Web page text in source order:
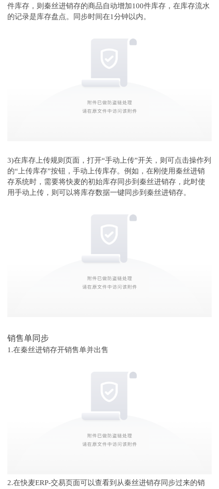
件库存，则秦丝进销存的商品自动增加100件库存，在库存流水
的记录是库存盘点。同步时间在1分钟以内。
3)在库存上传规则页面，打开“手动上传”开关，则可点击操作列
的“上传库存”按钮，手动上传库存。例如，在刚使用秦丝进销
存系统时，需要将快麦的初始库存同步到秦丝进销存，此时使
用手动上传，则可以将库存数据一键同步到秦丝进销存。
销售单同步
1.在秦丝进销存开销售单并出售
2.在快麦ERP-交易页面可以查看到从秦丝进销存同步过来的销